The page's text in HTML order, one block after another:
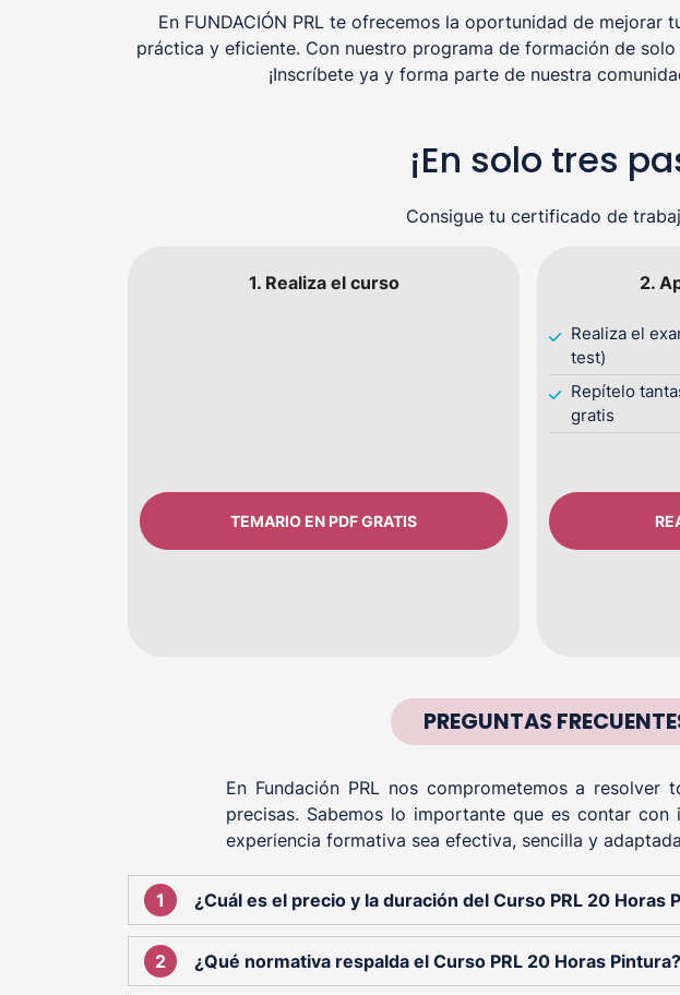
En FUNDACIÓN PRL te ofrecemos la oportunidad de
práctica y eficiente. Con nuestro programa de formación de
¡Inscríbete ya y forma parte de nuestra
¡En solo tres
Consigue tu certificado de
1. Realiza el curso
TEMARIO EN PDF GRATIS
2.
Realiza el
test)
Repítelo
gratis
PREGUNTAS
En Fundación PRL nos comprometemos a
precisas. Sabemos lo importante que es contar
experiencia formativa sea efectiva, sencilla y
¿Cuál es el precio y la duración del Curso PRL 20 Horas
¿Qué normativa respalda el Curso PRL 20 Horas Pintura?